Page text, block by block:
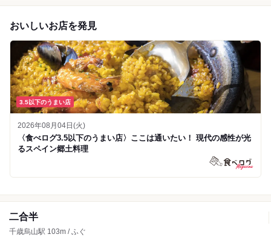
おいしいお店を発見
3.5以下のうまい店
2026年08月04日(火)
〈食べログ3.5以下のうまい店〉ここは通いたい！ 現代の感性が光
るスペイン郷土料理
二合半
千歳烏山駅 103m / ふぐ